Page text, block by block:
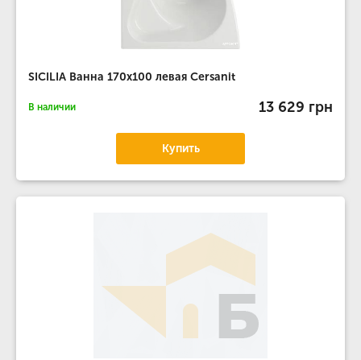
SICILIA Ванна 170x100 левая Cersanit
В наличии 13 629 грн
Купить